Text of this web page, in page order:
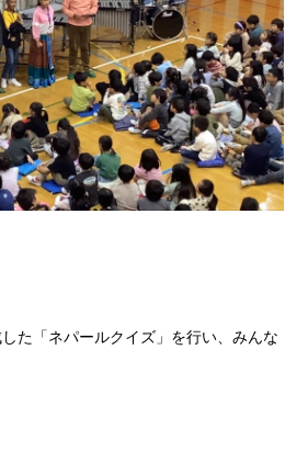
た「ネパールクイズ」を行い、みんな